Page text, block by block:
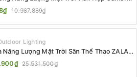
BJ04-CCTV (80W, IP65)
10.987.889₫
Lighting
Năng Lượng Mặt Trời Sân Thể Thao ZALAA
Nước IP65 Cao Cấp
25.531.500₫